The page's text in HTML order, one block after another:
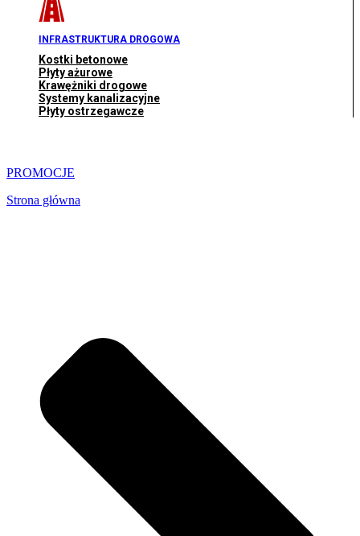
INFRASTRUKTURA DROGOWA
Kostki betonowe
Płyty ażurowe
Krawężniki drogowe
Systemy kanalizacyjne
Płyty ostrzegawcze
PROMOCJE
Strona główna